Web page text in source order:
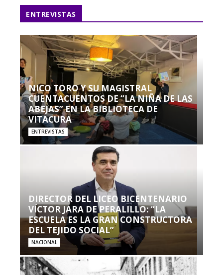
ENTREVISTAS
NICO TORO Y SU MAGISTRAL
CUENTACUENTOS DE “LA NIÑA DE LAS
ABEJAS” EN LA BIBLIOTECA DE
VITACURA
ENTREVISTAS
DIRECTOR DEL LICEO BICENTENARIO
VÍCTOR JARA DE PERALILLO: “LA
ESCUELA ES LA GRAN CONSTRUCTORA
DEL TEJIDO SOCIAL”
NACIONAL